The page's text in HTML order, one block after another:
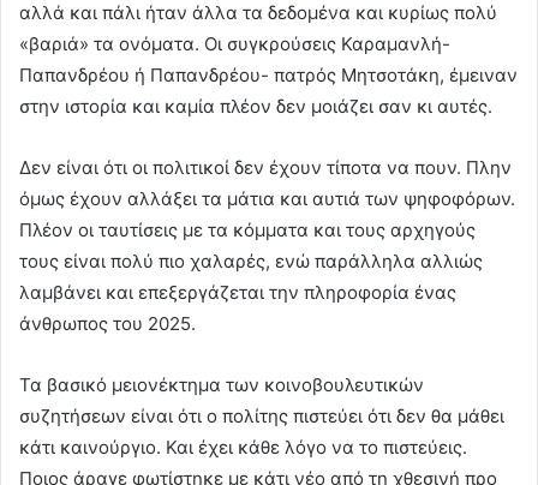
αλλά και πάλι ήταν άλλα τα δεδομένα και κυρίως πολύ
«βαριά» τα ονόματα. Οι συγκρούσεις Καραμανλή-
Παπανδρέου ή Παπανδρέου- πατρός Μητσοτάκη, έμειναν
στην ιστορία και καμία πλέον δεν μοιάζει σαν κι αυτές.
Δεν είναι ότι οι πολιτικοί δεν έχουν τίποτα να πουν. Πλην
όμως έχουν αλλάξει τα μάτια και αυτιά των ψηφοφόρων.
Πλέον οι ταυτίσεις με τα κόμματα και τους αρχηγούς
τους είναι πολύ πιο χαλαρές, ενώ παράλληλα αλλιώς
λαμβάνει και επεξεργάζεται την πληροφορία ένας
άνθρωπος του 2025.
Τα βασικό μειονέκτημα των κοινοβουλευτικών
συζητήσεων είναι ότι ο πολίτης πιστεύει ότι δεν θα μάθει
κάτι καινούργιο. Και έχει κάθε λόγο να το πιστεύεις.
Ποιος άραγε φωτίστηκε με κάτι νέο από τη χθεσινή προ